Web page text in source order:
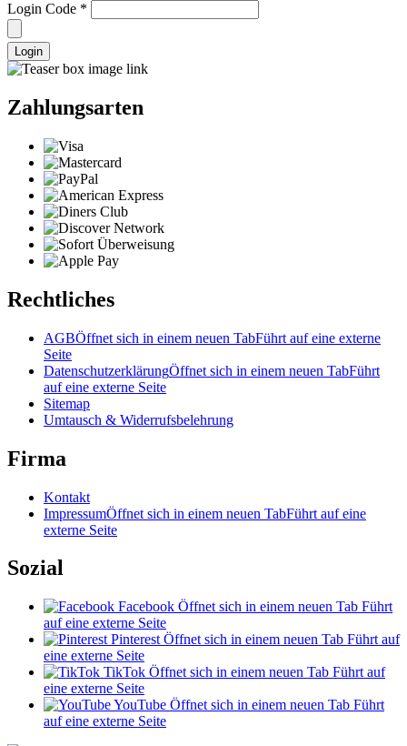
Login Code *
Login
Zahlungsarten
Rechtliches
AGBÖffnet sich in einem neuen TabFührt auf eine externe
Seite
DatenschutzerklärungÖffnet sich in einem neuen TabFührt
auf eine externe Seite
Sitemap
Umtausch & Widerrufsbelehrung
Firma
Kontakt
ImpressumÖffnet sich in einem neuen TabFührt auf eine
externe Seite
Sozial
Facebook Öffnet sich in einem neuen Tab Führt
auf eine externe Seite
Pinterest Öffnet sich in einem neuen Tab Führt auf
eine externe Seite
TikTok Öffnet sich in einem neuen Tab Führt auf
eine externe Seite
YouTube Öffnet sich in einem neuen Tab Führt
auf eine externe Seite